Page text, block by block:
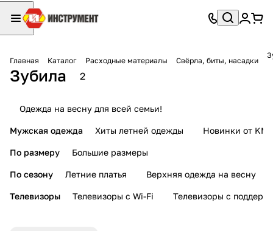
Главная Каталог Расходные материалы Свёрла, биты, насадки
Зубила 2
Одежда на весну для всей семьи!
Мужская одежда Хиты летней одежды Новинки от KMI
По размеру Большие размеры
По сезону Летние платья Верхняя одежда на весну
Телевизоры Телевизоры с Wi-Fi Телевизоры с